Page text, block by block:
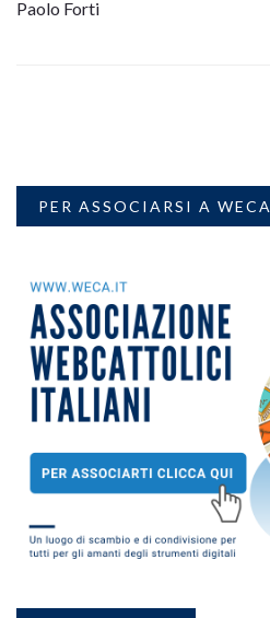
Paolo Forti
PER ASSOCIARSI A WECA